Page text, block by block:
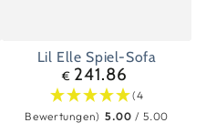
Lil Elle Spiel-Sofa
Regulärer
Preis
€ 241.86
(4
Bewertungen) 5.00 / 5.00